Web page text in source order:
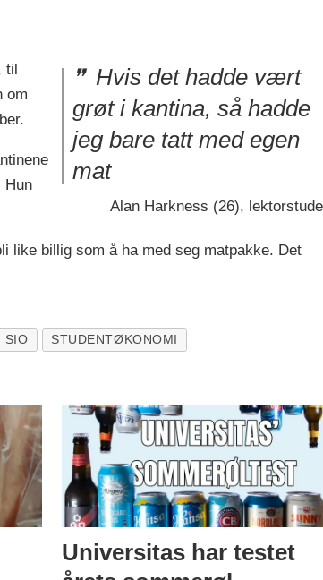
Hvis det hadde vært
grøt i kantina, så hadde
jeg bare tatt med egen
mat
Alan Harkness (26),
til
om
Hun
like billig som å ha med seg matpakke. Det
SIO STUDENTØKONOMI
Universitas har testet